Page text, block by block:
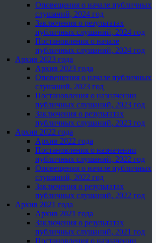
Оповещения о начале публичных
слушаний, 2024 год
Заключения о результатах
публичных слушаний, 2024 год
Постановления о начале
публичных слушаний, 2024 год
Архив 2023 года
Архив 2023 года
Оповещения о начале публичных
слушаний, 2023 год
Постановления о назначении
публичных слушаний, 2023 год
Заключения о результатах
публичных слушаний, 2023 год
Архив 2022 года
Архив 2022 года
Постановления о назначении
публичных слушаний, 2022 год
Оповещения о начале публичных
слушаний, 2022 год
Заключения о результатах
публичных слушаний, 2022 год
Архив 2021 года
Архив 2021 года
Заключения о результатах
публичных слушаний, 2021 год
Постановления о назначении